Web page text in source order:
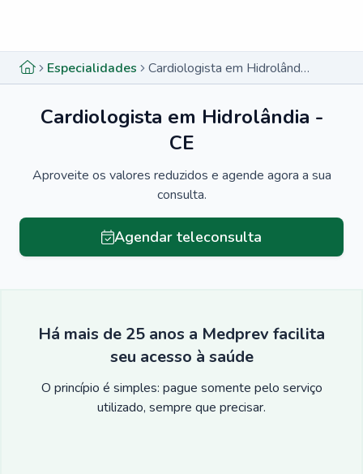
Especialidades Cardiologista em Hidrolândia - CE
Cardiologista em Hidrolândia -
CE
Aproveite os valores reduzidos e agende agora a sua
consulta.
Agendar teleconsulta
Há mais de 25 anos a Medprev facilita
seu acesso à saúde
O princípio é simples: pague somente pelo serviço
utilizado, sempre que precisar.